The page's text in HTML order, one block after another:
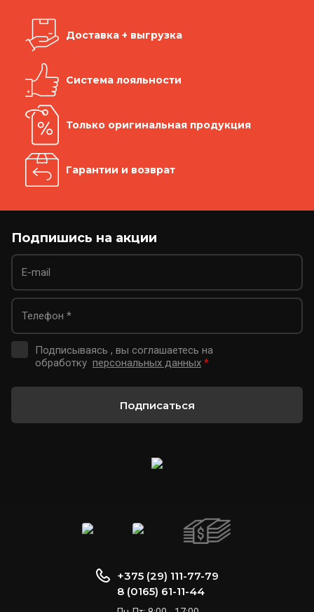
Доставка + выгрузка
Система лояльности
Только оригинальная продукция
Гарантии и возврат
Подпишись на акции
Подписываясь , вы соглашаетесь на
обработку персональных данных *
Подписаться
+375 (29) 111-77-79
8 (0165) 61-11-44